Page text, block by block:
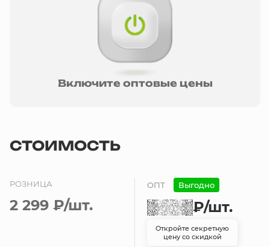
Включите оптовые цены
СТОИМОСТЬ
РОЗНИЦА
2 299 ₽/шт.
ОПТ Выгодно
₽/шт.
Откройте секретную
цену со скидкой